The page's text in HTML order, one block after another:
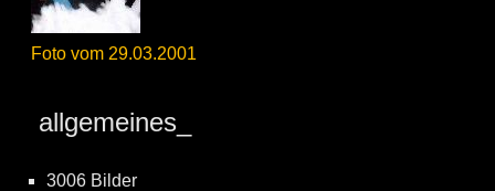
Foto vom 29.03.2001
allgemeines_
3006 Bilder